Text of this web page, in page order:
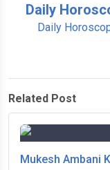
Daily
Daily
Related Post
Mukesh Ambani